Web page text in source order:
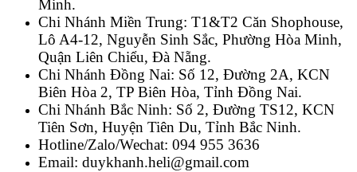
Minh.
Chi Nhánh Miền Trung: T1&T2 Căn Shophouse,
Lô A4-12, Nguyễn Sinh Sắc, Phường Hòa Minh,
Quận Liên Chiểu, Đà Nẵng.
Chi Nhánh Đồng Nai: Số 12, Đường 2A, KCN
Biên Hòa 2, TP Biên Hòa, Tỉnh Đồng Nai.
Chi Nhánh Bắc Ninh: Số 2, Đường TS12, KCN
Tiên Sơn, Huyện Tiên Du, Tỉnh Bắc Ninh.
Hotline/Zalo/Wechat: 094 955 3636
Email: duykhanh.heli@gmail.com